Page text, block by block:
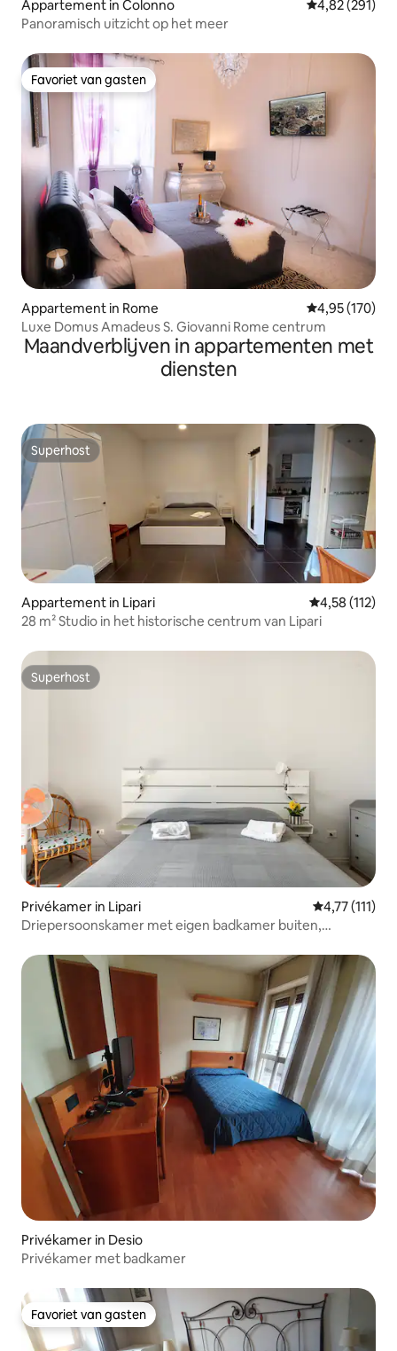
Appartement in Colonno Gemiddelde
4,82 (291)
Panoramisch uitzicht op het meer
Favoriet van gasten
Favoriet van gasten
Appartement in Rome Gemiddelde
4,95 (170)
Luxe Domus Amadeus S. Giovanni Rome centrum
Maandverblijven in appartementen met
diensten
Superhost
Superhost
Appartement in Lipari Gemiddelde
4,58 (112)
28 m² Studio in het historische centrum van Lipari
Superhost
Superhost
Privékamer in Lipari Gemiddelde
4,77 (111)
Driepersoonskamer met eigen badkamer buiten,
Privékamer in Desio
Privékamer met badkamer
Favoriet van gasten
Favoriet van gasten